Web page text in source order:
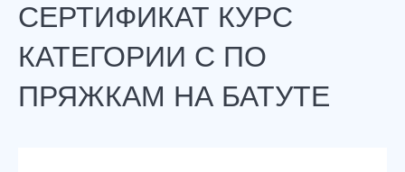
СЕРТИФИКАТ КУРС
КАТЕГОРИИ С ПО
ПРЯЖКАМ НА БАТУТЕ